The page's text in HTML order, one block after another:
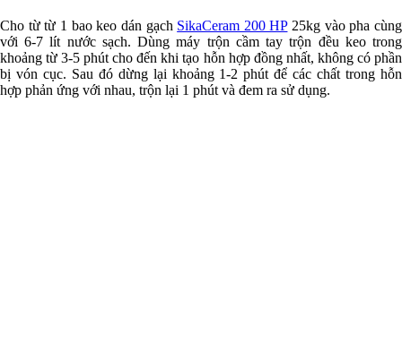
Cho từ từ 1 bao keo dán gạch SikaCeram 200 HP25kg vào pha cùng
với 6-7 lít nước sạch. Dùng máy trộn cầm tay trộn đều keo trong
khoảng từ 3-5 phút cho đến khi tạo hỗn hợp đồng nhất, không có phần
bị vón cục. Sau đó dừng lại khoảng 1-2 phút để các chất trong hỗn
hợp phản ứng với nhau, trộn lại 1 phút và đem ra sử dụng.